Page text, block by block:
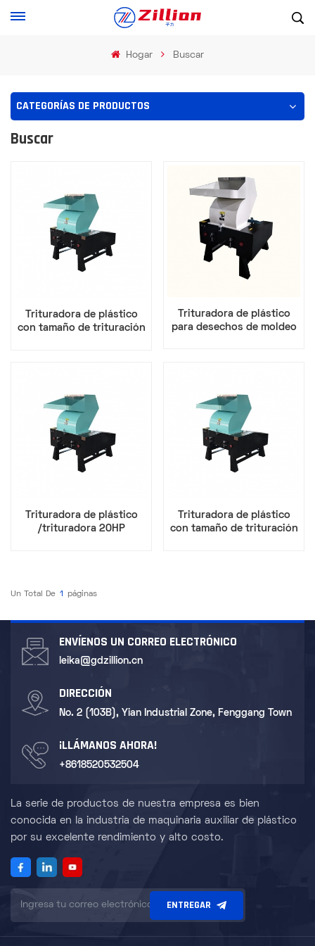
Hogar Buscar
CATEGORÍAS DE PRODUCTOS
Buscar
Trituradora de plástico
con tamaño de trituración
Trituradora de plástico
para desechos de moldeo
Trituradora de plástico
/trituradora 20HP
Trituradora de plástico
con tamaño de trituración
Un Total De 1 Páginas
ENVÍENOS UN CORREO ELECTRÓNICO
leika@gdzillion.cn
DIRECCIÓN
No. 2 (103B), Yian Industrial Zone, Fenggang Town
¡LLÁMANOS AHORA!
+8618520532504
La serie de productos de nuestra empresa es bien
conocida en la industria de maquinaria auxiliar de plástico
por su excelente rendimiento y alto costo.
ENTREGAR